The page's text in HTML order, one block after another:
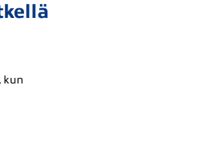
kun